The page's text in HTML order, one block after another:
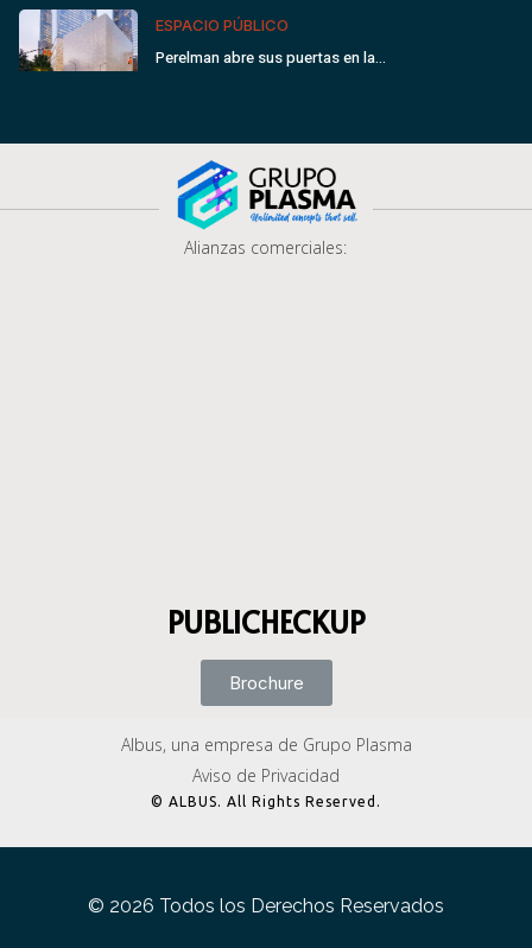
ESPACIO PÚBLICO
Perelman abre sus puertas en la…
Alianzas comerciales:
PUBLICHECKUP
Brochure
Albus, una empresa de Grupo Plasma
Aviso de Privacidad
© ALBUS. All Rights Reserved.
© 2026 Todos los Derechos Reservados